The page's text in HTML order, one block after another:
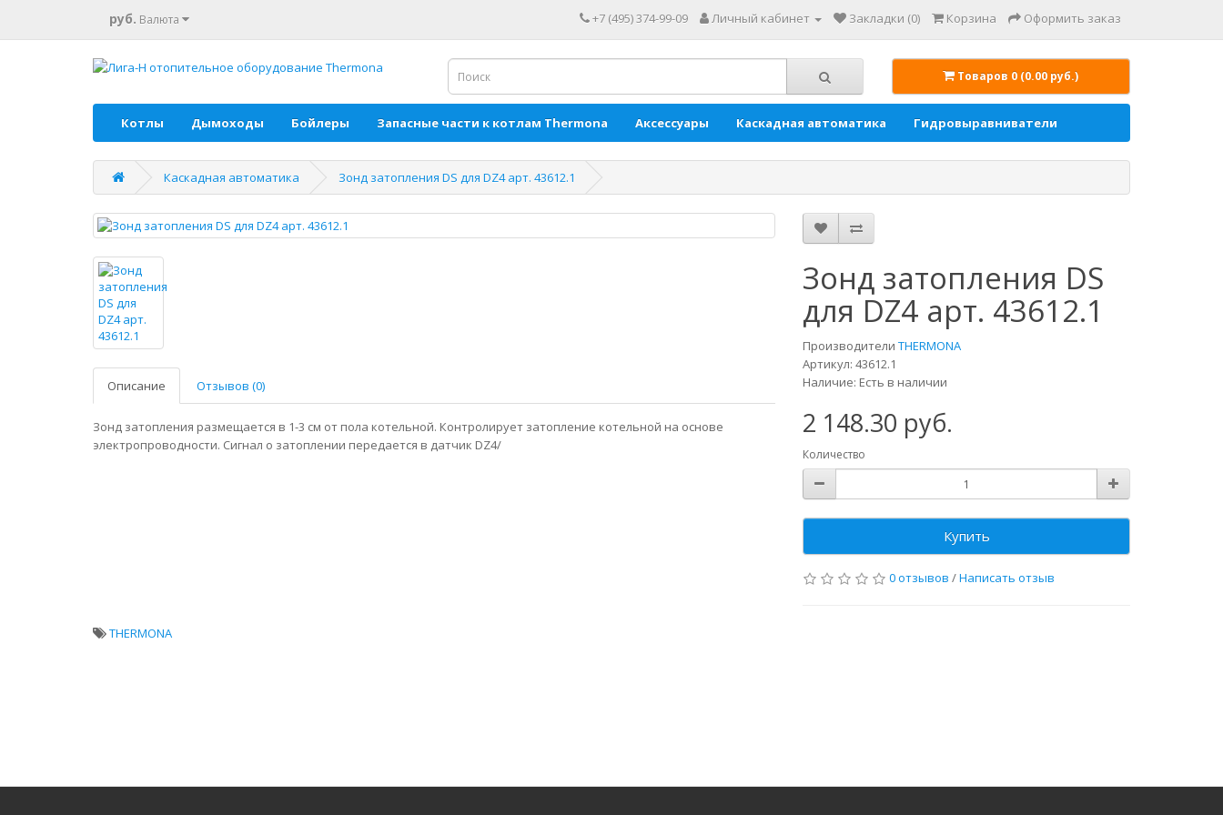
руб. Валюта +7 (495) 374-99-09 Личный кабинет Закладки (0) Корзина Оформить заказ
Товаров 0 (0.00 руб.)
Котлы Дымоходы Бойлеры Запасные части к котлам Thermona Аксессуары Каскадная автоматика Гидровыравниватели
Каскадная автоматика Зонд затопления DS для DZ4 арт. 43612.1
Описание Отзывов (0)
Зонд затопления размещается в 1-3 см от пола котельной. Контролирует затопление котельной на основе
электропроводности. Сигнал о затоплении передается в датчик DZ4/
Зонд затопления DS
для DZ4 арт. 43612.1
Производители THERMONA
Артикул: 43612.1
Наличие: Есть в наличии
2 148.30 руб.
Количество
Купить
0 отзывов /Написать отзыв
THERMONA